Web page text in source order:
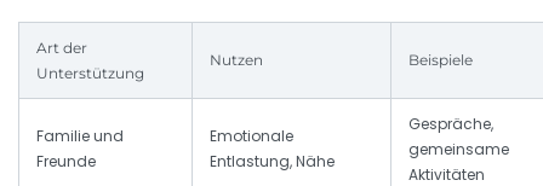
Art der
Unterstützung
Nutzen Beispiele
Familie und
Freunde
Emotionale
Entlastung, Nähe
Gespräche,
gemeinsame
Aktivitäten